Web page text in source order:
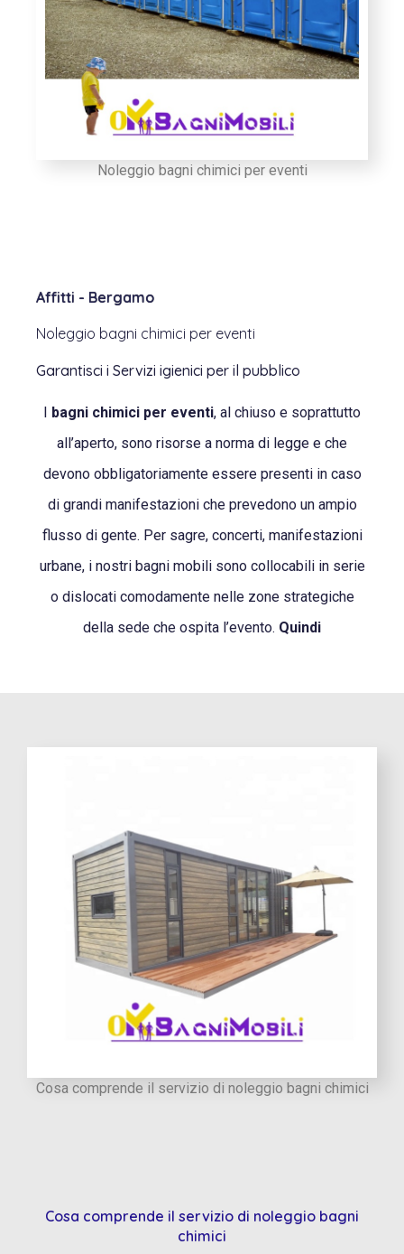
Affitti - Bergamo
Noleggio bagni chimici per eventi
Garantisci i Servizi igienici per il pubblico
I bagni chimici per eventi, al chiuso e soprattutto
all’aperto, sono risorse a norma di legge e che
devono obbligatoriamente essere presenti in caso
di grandi manifestazioni che prevedono un ampio
flusso di gente. Per sagre, concerti, manifestazioni
urbane, i nostri bagni mobili sono collocabili in serie
o dislocati comodamente nelle zone strategiche
della sede che ospita l’evento. Quindi
Noleggio bagni chimici per eventi
Cosa comprende il servizio di noleggio bagni
chimici
Cosa comprende il servizio di noleggio bagni chimici